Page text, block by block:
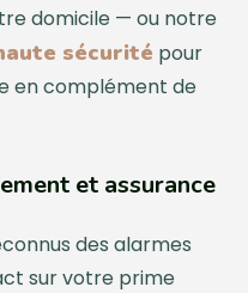
domicile — ou notre
sécurité pour
en complément de
et assurance
des alarmes
sur votre prime